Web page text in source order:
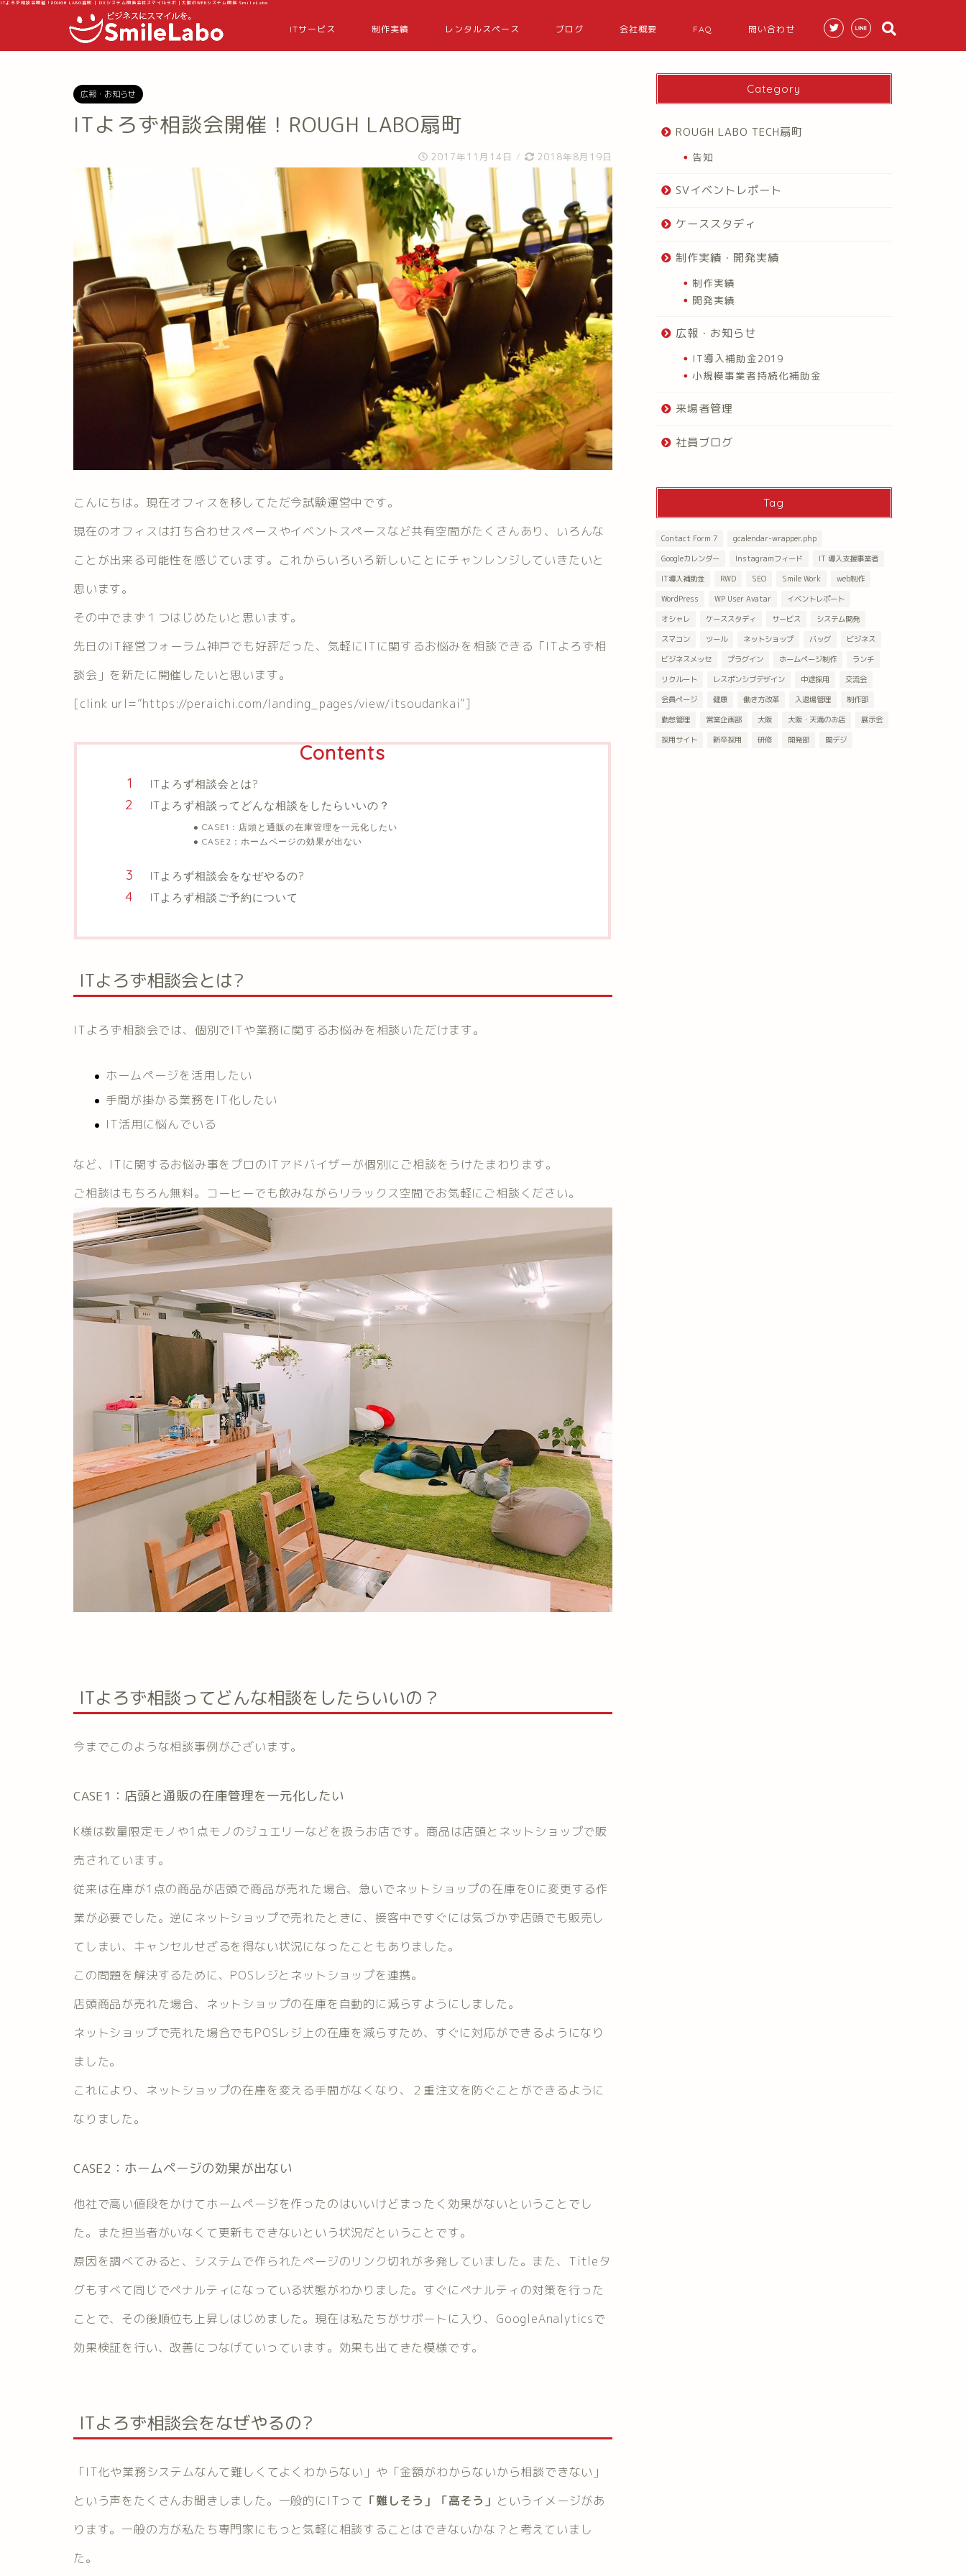
ITよろず相談会開催！ROUGH LABO扇町 | DXシステム開発会社スマイルラボ｜大阪のWEBシステム開発 SmileLabo
ITサービス 制作実績 レンタルスペース ブログ 会社概要 FAQ 問い合わせ
広報・お知らせ
ITよろず相談会開催！ROUGH LABO扇町
2017年11月14日 / 2018年8月19日
こんにちは。現在オフィスを移してただ今試験運営中です。
現在のオフィスは打ち合わせスペースやイベントスペースなど共有空間がたくさんあり、いろんな
ことが出来る可能性を感じています。これからいろいろ新しいことにチャンレンジしていきたいと
思います。
その中でまず１つはじめたいと思います。
先日のIT経営フォーラム神戸でも好評だった、気軽にITに関するお悩みを相談できる「ITよろず相
談会」を新たに開催したいと思います。
[clink url=”https://peraichi.com/landing_pages/view/itsoudankai”]
Contents
ITよろず相談会とは?
ITよろず相談ってどんな相談をしたらいいの？
CASE1：店頭と通販の在庫管理を一元化したい
CASE2：ホームページの効果が出ない
ITよろず相談会をなぜやるの?
ITよろず相談ご予約について
ITよろず相談会とは?
ITよろず相談会では、個別でITや業務に関するお悩みを相談いただけます。
ホームページを活用したい
手間が掛かる業務をIT化したい
IT活用に悩んでいる
など、ITに関するお悩み事をプロのITアドバイザーが個別にご相談をうけたまわります。
ご相談はもちろん無料。コーヒーでも飲みながらリラックス空間でお気軽にご相談ください。
ITよろず相談ってどんな相談をしたらいいの？
今までこのような相談事例がございます。
CASE1：店頭と通販の在庫管理を一元化したい
K様は数量限定モノや1点モノのジュエリーなどを扱うお店です。商品は店頭とネットショップで販
売されています。
従来は在庫が1点の商品が店頭で商品が売れた場合、急いでネットショップの在庫を0に変更する作
業が必要でした。逆にネットショップで売れたときに、接客中ですぐには気づかず店頭でも販売し
てしまい、キャンセルせざるを得ない状況になったこともありました。
この問題を解決するために、POSレジとネットショップを連携。
店頭商品が売れた場合、ネットショップの在庫を自動的に減らすようにしました。
ネットショップで売れた場合でもPOSレジ上の在庫を減らすため、すぐに対応ができるようになり
ました。
これにより、ネットショップの在庫を変える手間がなくなり、２重注文を防ぐことができるように
なりました。
CASE2：ホームページの効果が出ない
他社で高い値段をかけてホームページを作ったのはいいけどまったく効果がないということでし
た。また担当者がいなくて更新もできないという状況だということです。
原因を調べてみると、システムで作られたページのリンク切れが多発していました。また、Titleタ
グもすべて同じでペナルティになっている状態がわかりました。すぐにペナルティの対策を行った
ことで、その後順位も上昇しはじめました。現在は私たちがサポートに入り、GoogleAnalyticsで
効果検証を行い、改善につなげていっています。効果も出てきた模様です。
ITよろず相談会をなぜやるの?
「IT化や業務システムなんて難しくてよくわからない」や「金額がわからないから相談できない」
という声をたくさんお聞きしました。一般的にITって 「難しそう」「高そう」 というイメージがあ
ります。一般の方が私たち専門家にもっと気軽に相談することはできないかな？と考えていまし
た。
Category
ROUGH LABO TECH扇町
告知
SVイベントレポート
ケーススタディ
制作実績・開発実績
制作実績
開発実績
広報・お知らせ
IT導入補助金2019
小規模事業者持続化補助金
来場者管理
社員ブログ
Tag
Contact Form 7
gcalendar-wrapper.php
Googleカレンダー
Instagramフィード
IT 導入支援事業者
IT導入補助金
RWD SEO Smile Work
web制作
WordPress
WP User Avatar
イベントレポート
オシャレ
ケーススタディ サービス
システム開発
スマコン
ツール ネットショップ バッグ
ビジネス
ビジネスメッセ
プラグイン ホームページ制作
ランチ
リクルート
レスポンシブデザイン 中途採用
交流会
会員ページ
健康 働き方改革 入退場管理
制作部
勤怠管理
営業企画部 大阪 大阪・天満のお店
展示会
採用サイト
新卒採用 研修 開発部 関デジ